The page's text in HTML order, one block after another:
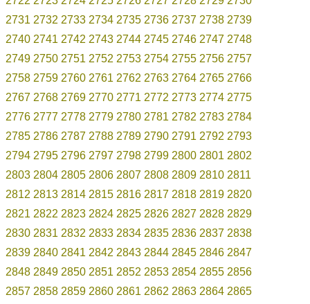
2731 2732 2733 2734 2735 2736 2737 2738 2739
2740 2741 2742 2743 2744 2745 2746 2747 2748
2749 2750 2751 2752 2753 2754 2755 2756 2757
2758 2759 2760 2761 2762 2763 2764 2765 2766
2767 2768 2769 2770 2771 2772 2773 2774 2775
2776 2777 2778 2779 2780 2781 2782 2783 2784
2785 2786 2787 2788 2789 2790 2791 2792 2793
2794 2795 2796 2797 2798 2799 2800 2801 2802
2803 2804 2805 2806 2807 2808 2809 2810 2811
2812 2813 2814 2815 2816 2817 2818 2819 2820
2821 2822 2823 2824 2825 2826 2827 2828 2829
2830 2831 2832 2833 2834 2835 2836 2837 2838
2839 2840 2841 2842 2843 2844 2845 2846 2847
2848 2849 2850 2851 2852 2853 2854 2855 2856
2857 2858 2859 2860 2861 2862 2863 2864 2865